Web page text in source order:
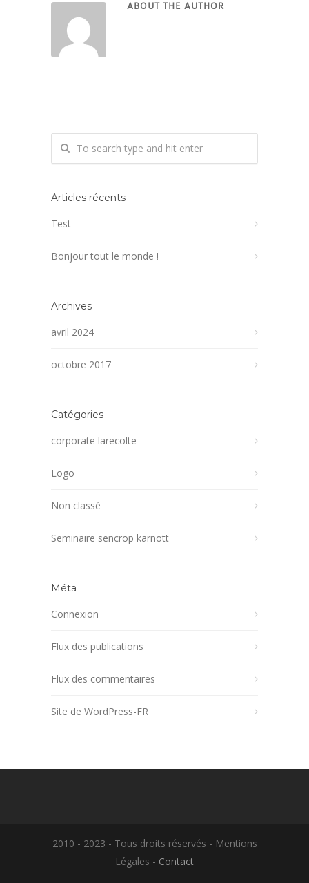
ABOUT THE AUTHOR
Articles récents
Test
Bonjour tout le monde !
Archives
avril 2024
octobre 2017
Catégories
corporate larecolte
Logo
Non classé
Seminaire sencrop karnott
Méta
Connexion
Flux des publications
Flux des commentaires
Site de WordPress-FR
2010 - 2023 - Tous droits réservés - Mentions
Légales - Contact